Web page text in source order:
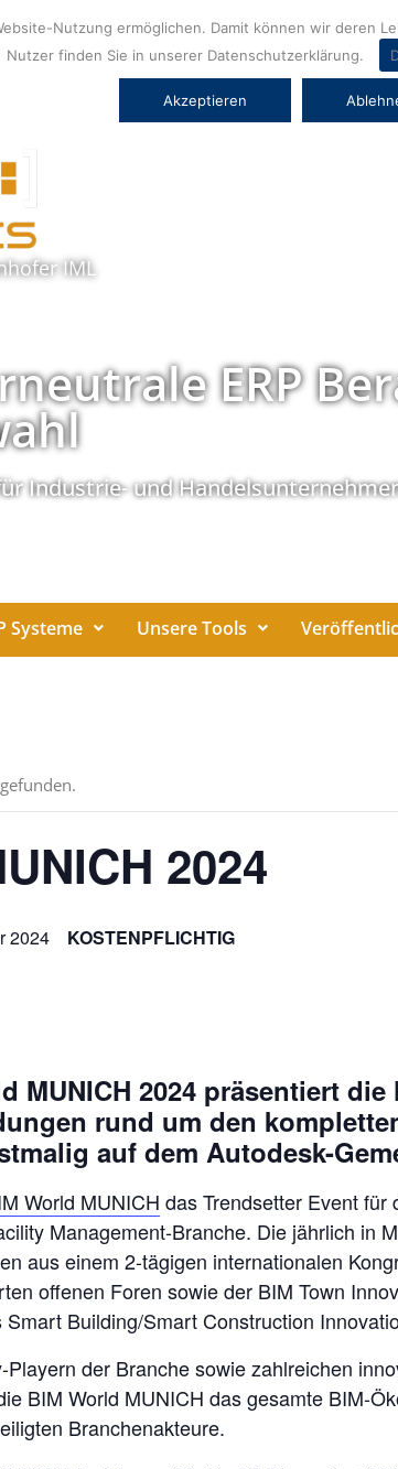
IML
ERP
Industrie- und
Systeme Unsere Tools
2024
2024 KOSTENPFLICHTIG
MUNICH 2024 präsentiert
rund um den
auf dem Autodesk-
World MUNICH das Trendsetter Event für
Management-Branche. Die jährlich in
aus einem 2-tägigen internationalen
offenen Foren sowie der BIM Town
Smart Building/Smart Construction
Playern der Branche sowie zahlreichen
BIM World MUNICH das gesamte BIM-
Branchenakteure.
Nutzung ermöglichen. Damit können wir deren
Nutzer finden Sie in unserer Datenschutzerklärung.
Akzeptieren